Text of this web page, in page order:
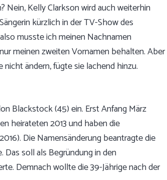
Nein, Kelly Clarkson wird auch weiterhin
kürzlichin der TV-Show des
musste ich meinen Nachnamen
meinen zweiten Vornamen behalten. Aber
ändern, fügte sie lachend hinzu.
Blackstock (45) ein. Erst Anfang März
heirateten 2013 und haben die
Die Namensänderung beantragte die
Das soll als Begründung in den
Demnach wollte die 39-Jährige nach der